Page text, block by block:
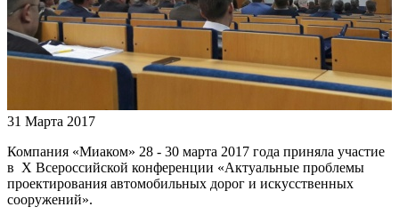
31 Марта 2017
Компания «Миаком» 28 - 30 марта 2017 года приняла участие
в Х Всероссийской конференции «Актуальные проблемы
проектирования автомобильных дорог и искусственных
сооружений».